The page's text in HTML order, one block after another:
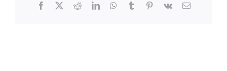
Facebook
X RedditLinkedInWhatsApp
TumblrPinterest
Vk Email